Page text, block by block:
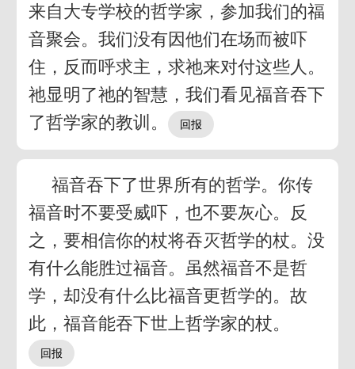
来自大专学校的哲学家，参加我们的福
音聚会。我们没有因他们在场而被吓
住，反而呼求主，求祂来对付这些人。
祂显明了祂的智慧，我们看见福音吞下
了哲学家的教训。
福音吞下了世界所有的哲学。你传
福音时不要受威吓，也不要灰心。反
之，要相信你的杖将吞灭哲学的杖。没
有什么能胜过福音。虽然福音不是哲
学，却没有什么比福音更哲学的。故
此，福音能吞下世上哲学家的杖。